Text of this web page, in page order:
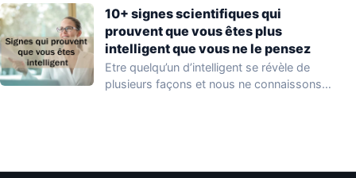
10+ signes scientifiques qui
prouvent que vous êtes plus
intelligent que vous ne le pensez
Etre quelqu’un d’intelligent se révèle de
plusieurs façons et nous ne connaissons